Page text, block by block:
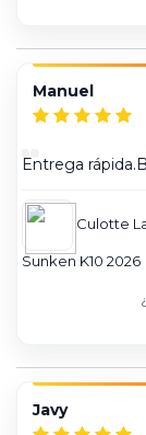
Manuel
Entrega
Culotte
Sunken K10 2026
Javy